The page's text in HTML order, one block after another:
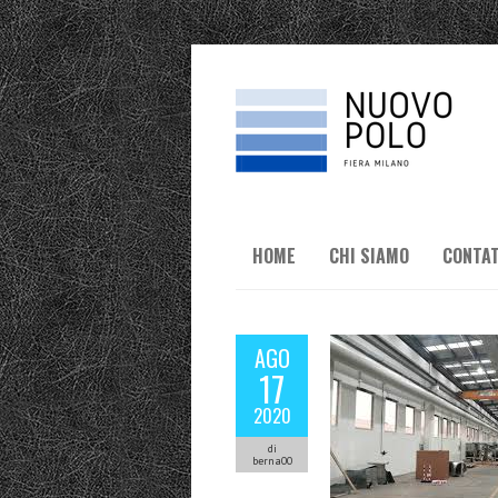
HOME CHI SIAMO
AGO
17
2020
di
berna00